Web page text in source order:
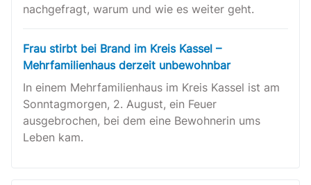
nachgefragt, warum und wie es weiter geht.
Frau stirbt bei Brand im Kreis Kassel –
Mehrfamilienhaus derzeit unbewohnbar
In einem Mehrfamilienhaus im Kreis Kassel ist am
Sonntagmorgen, 2. August, ein Feuer
ausgebrochen, bei dem eine Bewohnerin ums
Leben kam.